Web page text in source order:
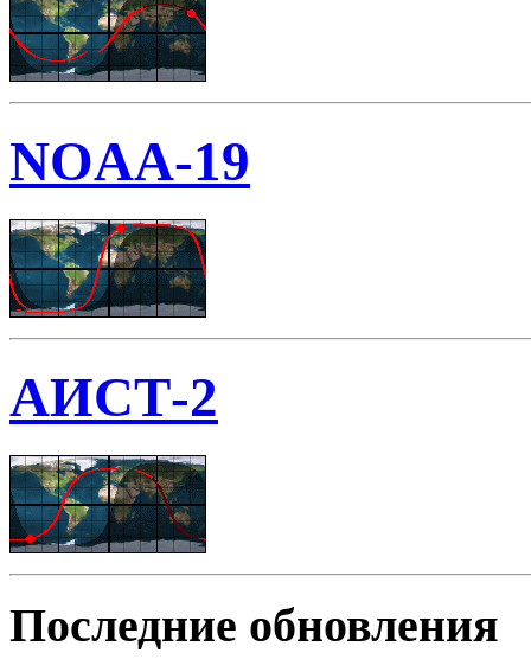
NOAA-19
АИСТ-2
Последние обновления